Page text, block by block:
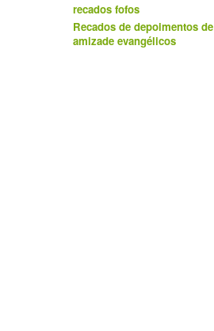
recados fofos
Recados de depoimentos de
amizade evangélicos